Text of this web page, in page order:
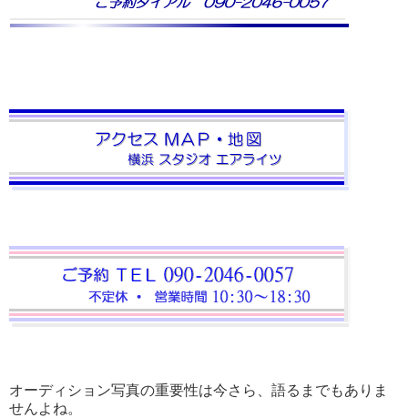
オーディション写真の重要性は今さら、語るまでもありま
せんよね。